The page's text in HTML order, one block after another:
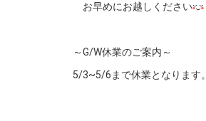
お早めにお越しください
～G/W休業のご案内～
5/3~5/6まで休業となります。